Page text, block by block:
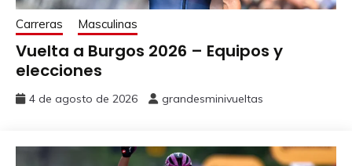
3
7 FELDHOFFER Balint
11 ALMEIDA Joao UAE
12
GROssSCHARTNER
UAE
13 MAUSS Moritz UAE 50
Carreras Masculinas
Vuelta a Burgos 2026 – Equipos y
elecciones
4 de agosto de 2026 grandesminivueltas